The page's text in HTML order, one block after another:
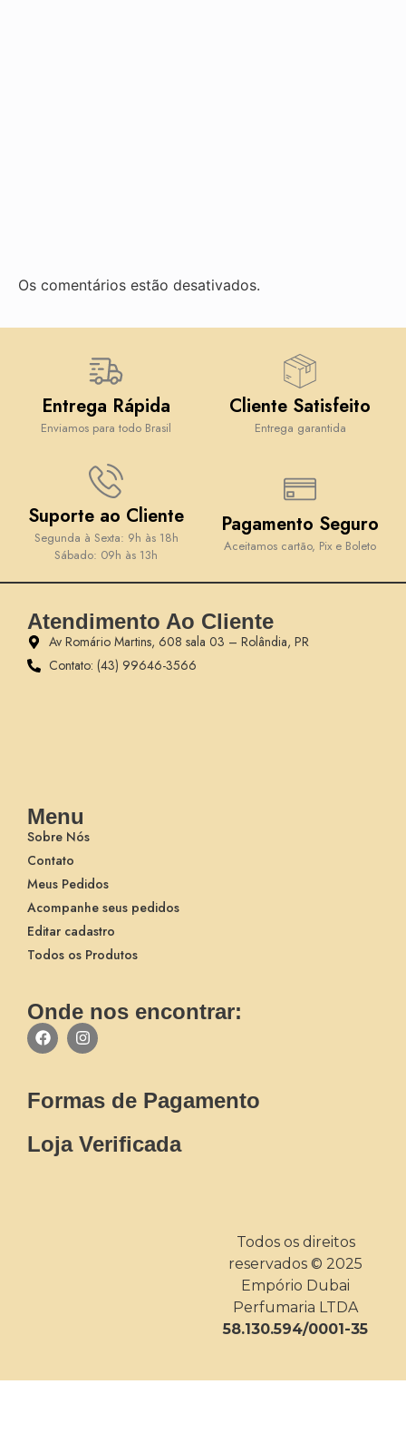
Os comentários estão desativados.
Entrega Rápida
Enviamos para todo Brasil
Cliente Satisfeito
Entrega garantida
Suporte ao Cliente
Segunda à Sexta: 9h às 18h
Sábado: 09h às 13h
Pagamento Seguro
Aceitamos cartão, Pix e Boleto
Atendimento Ao Cliente
Av Romário Martins, 608 sala 03 – Rolândia, PR
Contato: (43) 99646-3566
Menu
Sobre Nós
Contato
Meus Pedidos
Acompanhe seus pedidos
Editar cadastro
Todos os Produtos
Onde nos encontrar:
Formas de Pagamento
Loja Verificada
Todos os direitos
reservados © 2025
Empório Dubai
Perfumaria LTDA
58.130.594/0001-35